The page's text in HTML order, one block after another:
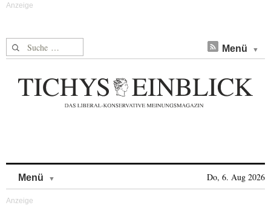
Suche nach: Menü
Menü Do, 6. Aug 2026